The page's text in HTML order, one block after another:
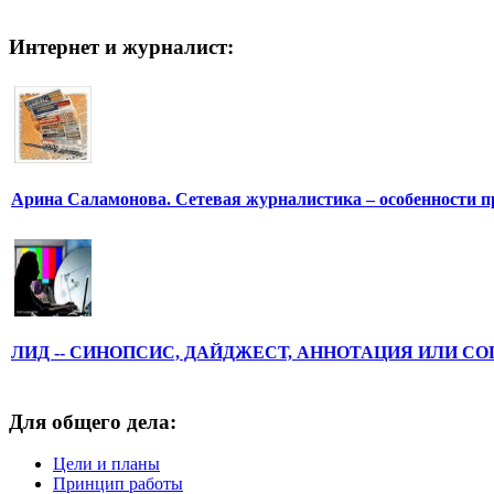
Интернет и журналист:
Арина Саламонова. Сетевая журналистика – особенности
ЛИД -- СИНОПСИС, ДАЙДЖЕСТ, АННОТАЦИЯ ИЛИ
Для общего дела:
Цели и планы
Принцип работы